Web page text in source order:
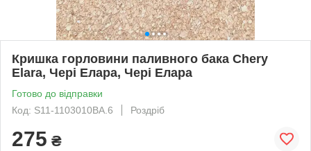
Кришка горловини паливного бака Chery
Elara, Чері Елара, Чері Елара
Готово до відправки
Код: S11-1103010BA.6
Роздріб
275 ₴